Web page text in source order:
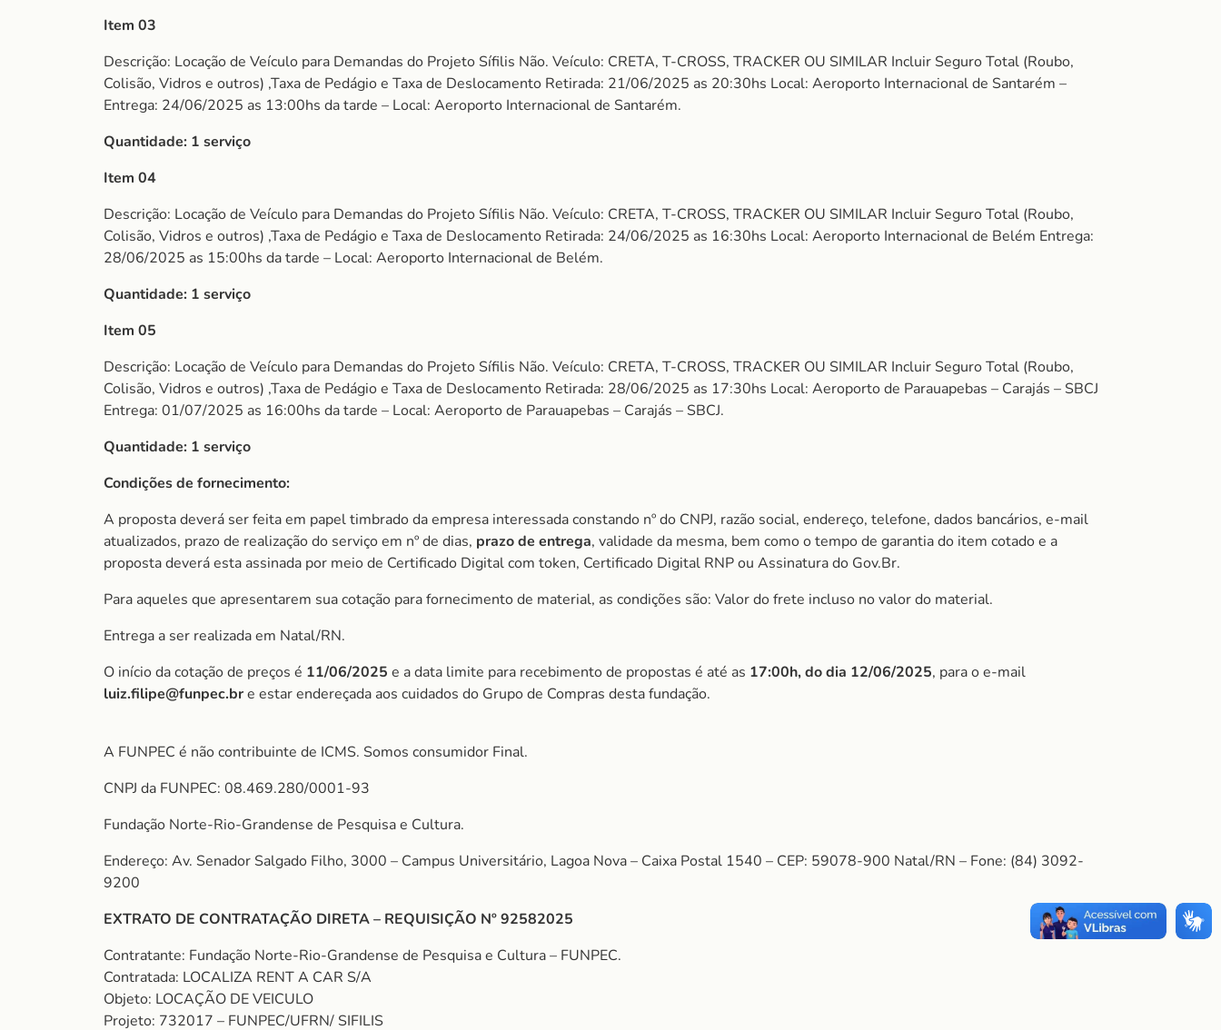
Item 03
Descrição: Locação de Veículo para Demandas do Projeto Sífilis Não. Veículo: CRETA, T-CROSS, TRACKER OU SIMILAR Incluir Seguro Total (Roubo,
Colisão, Vidros e outros) ,Taxa de Pedágio e Taxa de Deslocamento Retirada: 21/06/2025 as 20:30hs Local: Aeroporto Internacional de Santarém –
Entrega: 24/06/2025 as 13:00hs da tarde – Local: Aeroporto Internacional de Santarém.
Quantidade: 1 serviço
Item 04
Descrição: Locação de Veículo para Demandas do Projeto Sífilis Não. Veículo: CRETA, T-CROSS, TRACKER OU SIMILAR Incluir Seguro Total (Roubo,
Colisão, Vidros e outros) ,Taxa de Pedágio e Taxa de Deslocamento Retirada: 24/06/2025 as 16:30hs Local: Aeroporto Internacional de Belém Entrega:
28/06/2025 as 15:00hs da tarde – Local: Aeroporto Internacional de Belém.
Quantidade: 1 serviço
Item 05
Descrição: Locação de Veículo para Demandas do Projeto Sífilis Não. Veículo: CRETA, T-CROSS, TRACKER OU SIMILAR Incluir Seguro Total (Roubo,
Colisão, Vidros e outros) ,Taxa de Pedágio e Taxa de Deslocamento Retirada: 28/06/2025 as 17:30hs Local: Aeroporto de Parauapebas – Carajás – SBCJ
Entrega: 01/07/2025 as 16:00hs da tarde – Local: Aeroporto de Parauapebas – Carajás – SBCJ.
Quantidade: 1 serviço
Condições de fornecimento:
A proposta deverá ser feita em papel timbrado da empresa interessada constando nº do CNPJ, razão social, endereço, telefone, dados bancários, e-mail
atualizados, prazo de realização do serviço em nº de dias, prazo de entrega, validade da mesma, bem como o tempo de garantia do item cotado e a
proposta deverá esta assinada por meio de Certificado Digital com token, Certificado Digital RNP ou Assinatura do Gov.Br.
Para aqueles que apresentarem sua cotação para fornecimento de material, as condições são: Valor do frete incluso no valor do material.
Entrega a ser realizada em Natal/RN.
O início da cotação de preços é 11/06/2025 e a data limite para recebimento de propostas é até as 17:00h, do dia 12/06/2025, para o e-mail
luiz.filipe@funpec.bre estar endereçada aos cuidados do Grupo de Compras desta fundação.
A FUNPEC é não contribuinte de ICMS. Somos consumidor Final.
CNPJ da FUNPEC: 08.469.280/0001-93
Fundação Norte-Rio-Grandense de Pesquisa e Cultura.
Endereço: Av. Senador Salgado Filho, 3000 – Campus Universitário, Lagoa Nova – Caixa Postal 1540 – CEP: 59078-900 Natal/RN – Fone: (84) 3092-
9200
EXTRATO DE CONTRATAÇÃO DIRETA – REQUISIÇÃO Nº 92582025
Contratante: Fundação Norte-Rio-Grandense de Pesquisa e Cultura – FUNPEC.
Contratada: LOCALIZA RENT A CAR S/A
Objeto: LOCAÇÃO DE VEICULO
Projeto: 732017 – FUNPEC/UFRN/ SIFILIS